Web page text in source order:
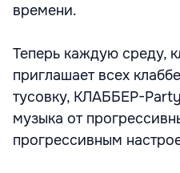
времени.
Теперь каждую среду,
приглашает всех
тусовку, КЛАББЕР-
музыка от
прогрессивным